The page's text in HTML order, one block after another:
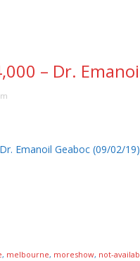
– Dr.
Emanoil Geaboc (09/02/
, melbourne, moreshow, not-